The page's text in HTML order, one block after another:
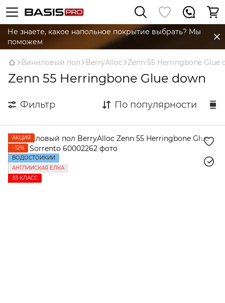
Не знаете, какое напольное покрытие выбрать? Мы
поможем
Виниловый пол BerryAlloc Zenn 55 Herringbone Glue
Zenn 55 Herringbone Glue down
Фильтр По популярности
АКЦИЯ
−12%
ВОДОСТОЙКИЙ
АНГЛИЙСКАЯ ЕЛКА
ЗЗ КЛАСС